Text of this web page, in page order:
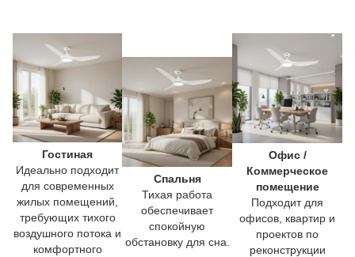
Гостиная
Идеально подходит
для современных
жилых помещений,
требующих тихого
воздушного потока и
комфортного
Спальня
Тихая работа
обеспечивает
спокойную
обстановку для сна.
Офис /
Коммерческое
помещение
Подходит для
офисов, квартир и
проектов по
реконструкции